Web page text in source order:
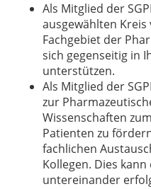
Als Mitglied der
ausgewählten Kreis
Fachgebiet der
sich gegenseitig in
unterstützen.
Als Mitglied der
zur
Wissenschaften
Patienten zu
fachlichen
Kollegen. Dies
untereinander